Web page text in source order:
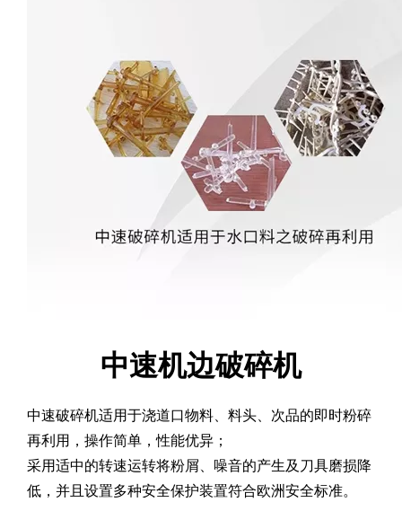
中速机边破碎机
中速破碎机适用于浇道口物料、料头、次品的即时粉碎
再利用，操作简单，性能优异；
采用适中的转速运转将粉屑、噪音的产生及刀具磨损降
低，并且设置多种安全保护装置符合欧洲安全标准。